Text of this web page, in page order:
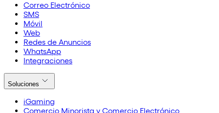
Correo Electrónico
SMS
Móvil
Web
Redes de Anuncios
WhatsApp
Integraciones
Soluciones
iGaming
Comercio Minorista y Comercio Electrónico